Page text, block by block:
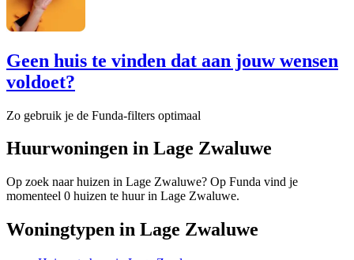
Geen huis te vinden dat aan jouw wensen
voldoet?
Zo gebruik je de Funda-filters optimaal
Huurwoningen in Lage Zwaluwe
Op zoek naar huizen in Lage Zwaluwe? Op Funda vind je
momenteel 0 huizen te huur in Lage Zwaluwe.
Woningtypen in Lage Zwaluwe